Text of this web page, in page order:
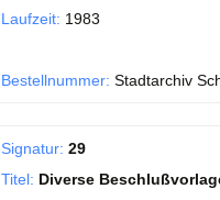
Laufzeit: 1983
Bestellnummer: Stadtarchiv
Signatur: 29
Titel: Diverse